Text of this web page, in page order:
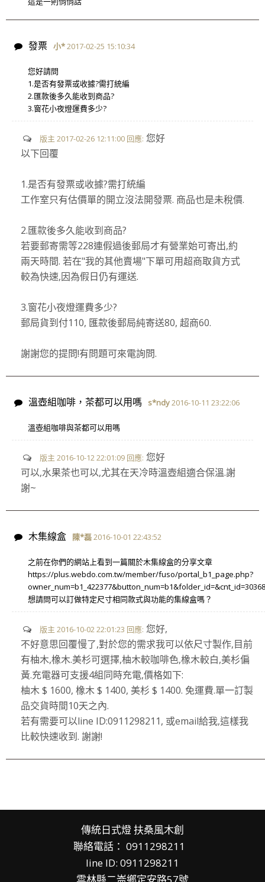
發票 小*2017-02-25 15:10:34
您好請問
1.是否有發票或收據?需打統編
2.匯款後多久能收到商品?
3.窗花小夜燈運費多少?
版主 2017-02-26 12:11:00 回應: 您好
以下回覆
1.是否有發票或收據?需打統編
工作室只有估價單的開立沒法開發票. 商品也是未稅價.
2.匯款後多久能收到商品?
若要郵寄需等228連假過後郵局才有營業始可寄出,約
兩天時間. 若在"我的其他賣場"下單可用超商取貨方式
較為快速,因為假日仍有運送.
3.窗花小夜燈運費多少?
郵局貨到付110, 匯款後郵局純寄送80, 超商60.
謝謝您的提問!有問題可來電詢問.
溫壺組咖啡，茶都可以用嗎 s*ndy2016-10-11 23:22:06
溫壺組咖啡與茶都可以用嗎
版主 2016-10-12 22:01:09 回應: 您好
可以,水果茶也可以,尤其在天冷時溫壺組適合保溫.謝
謝~
木集線盒 陳*磊2016-10-01 22:43:52
之前在你們的網站上看到一篇關於木集線盒的分享文章
https://plus.webdo.com.tw/member/fuso/portal_b1_page.php?
owner_num=b1_422377&button_num=b1&folder_id=&cnt_id=30368
想請問可以訂做特定尺寸相同款式與功能的集線盒嗎？
版主 2016-10-02 22:01:23 回應: 您好,
不好意思回覆慢了,對於您的需求我可以依尺寸製作,目前
有柚木,橡木.美杉可選擇,柚木較咖啡色,橡木較白,美杉偏
黃.充電器可支援4組同時充電,價格如下:
柚木 $ 1600, 橡木 $ 1400, 美杉 $ 1400. 免運費.單一訂製
品交貨時間10天之內.
若有需要可以line ID:0911298211, 或email給我,這樣我
比較快速收到. 謝謝!
傳統日式燈 扶桑風木創
聯絡電話： 0911298211
line ID: 0911298211